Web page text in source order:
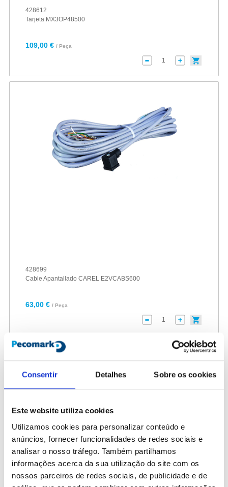
Consentir Detalhes Sobre os cookies
Este website utiliza cookies
Utilizamos cookies para personalizar conteúdo e
anúncios, fornecer funcionalidades de redes sociais e
analisar o nosso tráfego. Também partilhamos
informações acerca da sua utilização do site com os
nossos parceiros de redes sociais, de publicidade e de
428612
Tarjeta MX3OP48500
109,00 € / Peça
428699
Cable Apantallado CAREL E2VCABS600
63,00 € / Peça